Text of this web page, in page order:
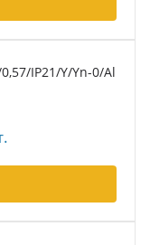
IP21/Y/Yn-0/Al